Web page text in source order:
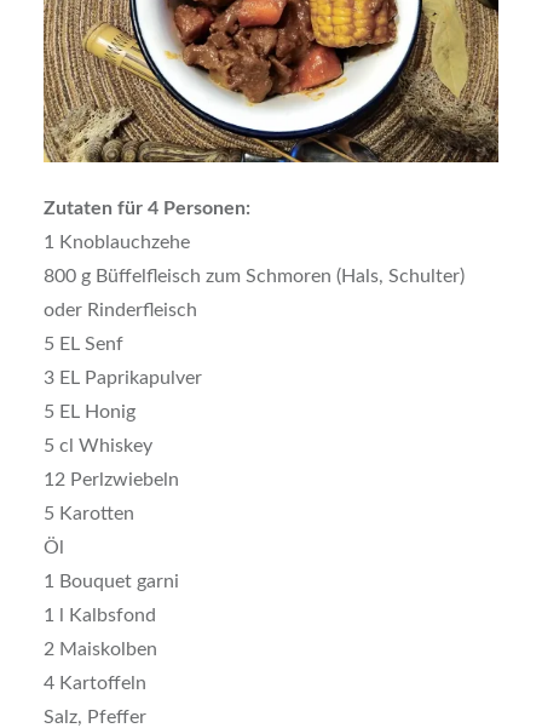
Zutaten für 4 Personen:
1 Knoblauchzehe
800 g Büffelfleisch zum Schmoren (Hals, Schulter)
oder Rinderfleisch
5 EL Senf
3 EL Paprikapulver
5 EL Honig
5 cl Whiskey
12 Perlzwiebeln
5 Karotten
Öl
1 Bouquet garni
1 l Kalbsfond
2 Maiskolben
4 Kartoffeln
Salz, Pfeffer